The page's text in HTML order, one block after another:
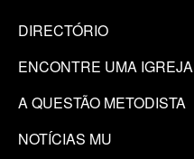
DIRECTÓRIO
ENCONTRE UMA IGREJA
A QUESTÃO METODISTA
NOTÍCIAS MU